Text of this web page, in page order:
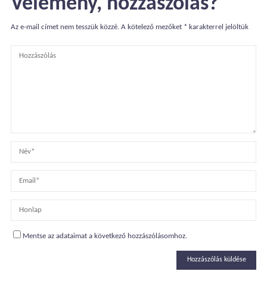
Az e-mail címet nem tesszük közzé. A kötelező mezőket * karakterrel jelöltük
Mentse az adataimat a következő hozzászólásomhoz.